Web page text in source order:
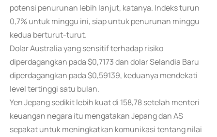
potensi penurunan lebih lanjut, katanya. Indeks turun
0,7% untuk minggu ini, siap untuk penurunan minggu
kedua berturut-turut.
Dolar Australia yang sensitif terhadap risiko
diperdagangkan pada $0,7173 dan dolar Selandia Baru
diperdagangkan pada $0,59139, keduanya mendekati
level tertinggi satu bulan.
Yen Jepang sedikit lebih kuat di 158,78 setelah menteri
keuangan negara itu mengatakan Jepang dan AS
sepakat untuk meningkatkan komunikasi tentang nilai